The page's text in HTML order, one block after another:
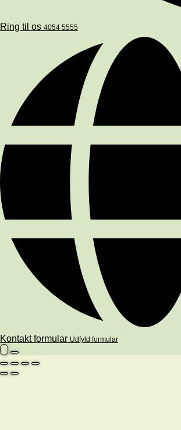
Ring til os 4054 5555
Kontakt formular Udfyld formular